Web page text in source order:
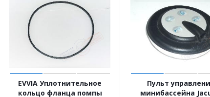
EVVIA Уплотнительное
кольцо фланца помпы
Пульт
минибассейна